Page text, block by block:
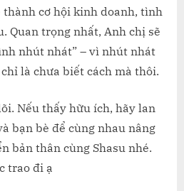
thành cơ hội kinh doanh, tình
Quan trọng nhất, Anh chị sẽ
nhút nhát” – vì nhút nhát
là chưa biết cách mà thôi.
Nếu thấy hữu ích, hãy lan
bạn bè để cùng nhau nâng
bản thân cùng Shasu nhé.
trao đi ạ